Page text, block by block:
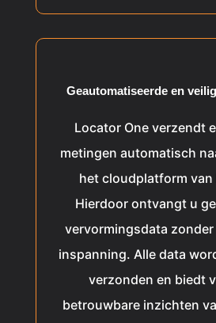
Geautomatiseerde en
Locator One verzendt
metingen automatisch
het cloudplatform van
Hierdoor ontvangt u
vervormingsdata
inspanning. Alle data
verzonden en biedt
betrouwbare inzichten